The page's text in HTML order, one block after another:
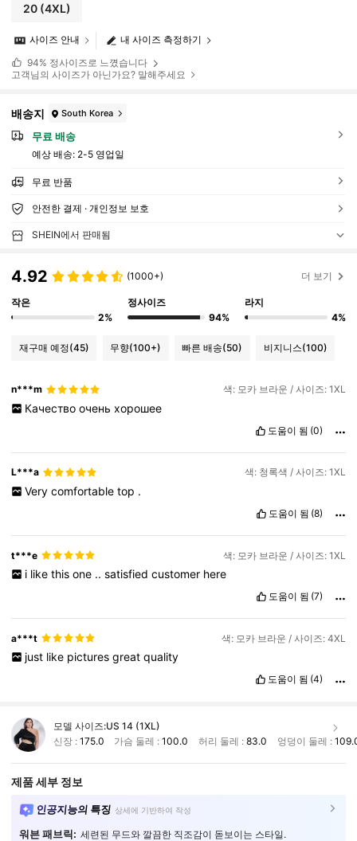
20(4XL)
내 사이즈 측정하기
사이즈 안내
94% 정사이즈로 느꼈습니다
고객님의 사이즈가 아닌가요? 말해주세요
배송지 South Korea
무료 배송
예상 배송: 2-5 영업일
무료 반품
안전한 결제 · 개인정보 보호
SHEIN에서 판매됨
4.92 (1000+) 더 보기
작은
2%
정사이즈
94%
라지
4%
재구매 예정(45) 무향(100+) 빠른 배송(50) 비지니스(100)
n***m 색: 모카 브라운 / 사이즈: 1XL
Качество очень хорошее
도움이 됨 (0)
L***a 색: 청록색 / 사이즈: 1XL
Very comfortable top .
도움이 됨 (8)
t***e 색: 모카 브라운 / 사이즈: 1XL
i like this one .. satisfied customer here
도움이 됨 (7)
a***t 색: 모카 브라운 / 사이즈: 4XL
just like pictures great quality
도움이 됨 (4)
모델 사이즈:US 14 (1XL)
신장 : 175.0 가슴 둘레 :100.0 허리 둘레 : 83.0 엉덩이 둘레 :
제품 세부 정보
인공지능의 특징 상세에 기반하여 작성
워븐 패브릭: 세련된 무드와 깔끔한 직조감이 돋보이는 스타일.